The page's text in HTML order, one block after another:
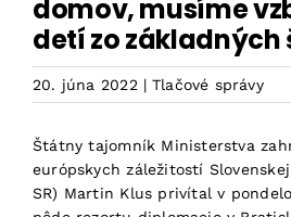
domov, musíme
detí zo základných
20. júna 2022 | Tlačové správy
Štátny tajomník Ministerstva
európskych záležitostí
SR) Martin Klus privítal v